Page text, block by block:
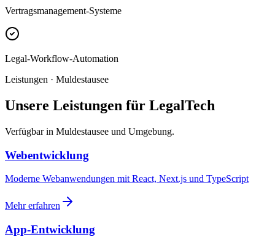
Vertragsmanagement-Systeme
Legal-Workflow-Automation
Leistungen · Muldestausee
Unsere Leistungen für LegalTech
Verfügbar in Muldestausee und Umgebung.
Webentwicklung
Moderne Webanwendungen mit React, Next.js und TypeScript
Mehr erfahren
App-Entwicklung